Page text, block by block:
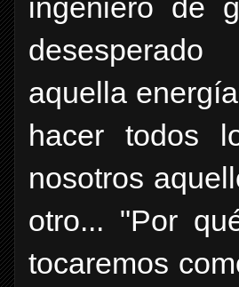
aquella
hacer todos
nosotros
otro... "Por
tocaremos